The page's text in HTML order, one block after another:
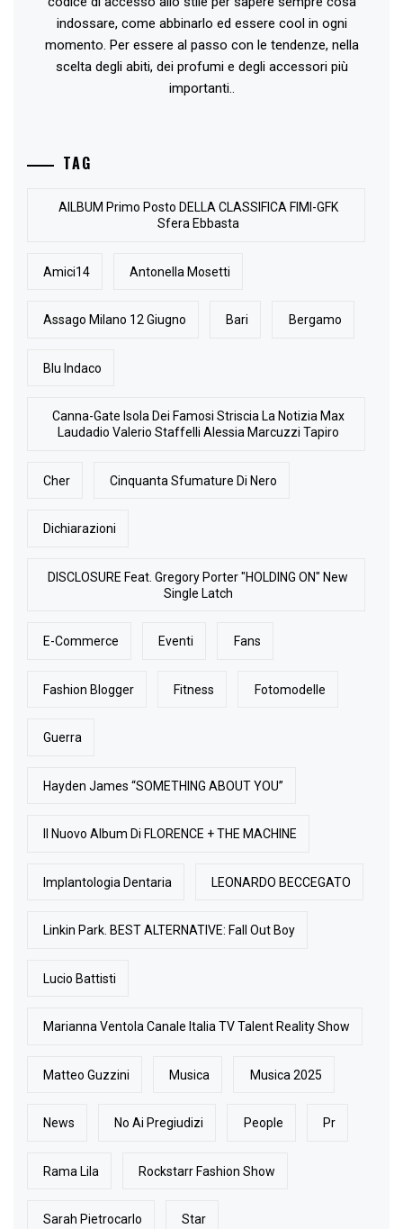
indossare, come abbinarlo ed essere cool in ogni
momento. Per essere al passo con le tendenze, nella
scelta degli abiti, dei profumi e degli accessori più
importanti..
TAG
AlLBUM Primo Posto DELLA CLASSIFICA FIMI-GFK
Sfera Ebbasta
Amici14 Antonella Mosetti
Assago Milano 12 Giugno Bari Bergamo
Blu Indaco
Canna-Gate Isola Dei Famosi Striscia La Notizia Max
Laudadio Valerio Staffelli Alessia Marcuzzi Tapiro
Cher Cinquanta Sfumature Di Nero
Dichiarazioni
DISCLOSURE Feat. Gregory Porter "HOLDING ON" New
Single Latch
E-Commerce Eventi Fans
Fashion Blogger Fitness Fotomodelle
Guerra
Hayden James “SOMETHING ABOUT YOU”
Il Nuovo Album Di FLORENCE + THE MACHINE
Implantologia Dentaria LEONARDO BECCEGATO
Linkin Park. BEST ALTERNATIVE: Fall Out Boy
Lucio Battisti
Marianna Ventola Canale Italia TV Talent Reality Show
Matteo Guzzini Musica Musica 2025
News No Ai Pregiudizi People Pr
Rama Lila Rockstarr Fashion Show
Sarah Pietrocarlo Star